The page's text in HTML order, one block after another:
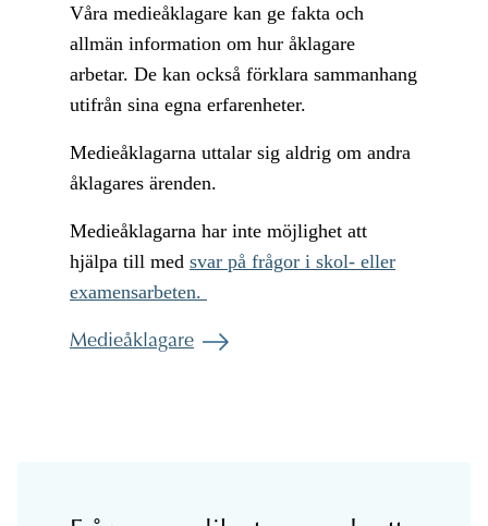
Våra medieåklagare kan ge fakta och
allmän information om hur åklagare
arbetar. De kan också förklara sammanhang
utifrån sina egna erfarenheter.
Medieåklagarna uttalar sig aldrig om andra
åklagares ärenden.
Medieåklagarna har inte möjlighet att
hjälpa till med svar på frågor i skol- eller
examensarbeten.
Medieåklagare